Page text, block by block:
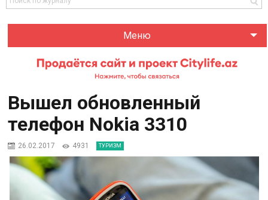
Меню
Вышел обновленный
телефон Nokia 3310
26.02.2017 4931 ТУРИЗМ